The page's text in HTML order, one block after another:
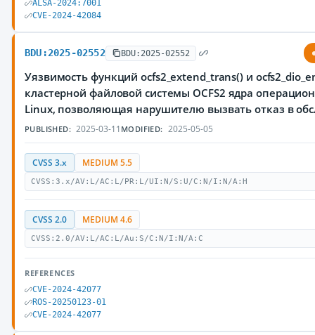
ALSA-2024:7001
CVE-2024-42084
BDU:2025-02552 BDU:2025-02552
Уязвимость функций ocfs2_extend_trans() и
кластерной файловой системы OCFS2 ядра
Linux, позволяющая нарушителю вызвать отказ в
PUBLISHED: 2025-03-11 MODIFIED: 2025-05-05
CVSS 3.x MEDIUM 5.5
CVSS:3.x/AV:L/AC:L/PR:L/UI:N/S:U/C:N/I:N/A:H
CVSS 2.0 MEDIUM 4.6
CVSS:2.0/AV:L/AC:L/Au:S/C:N/I:N/A:C
REFERENCES
CVE-2024-42077
ROS-20250123-01
CVE-2024-42077